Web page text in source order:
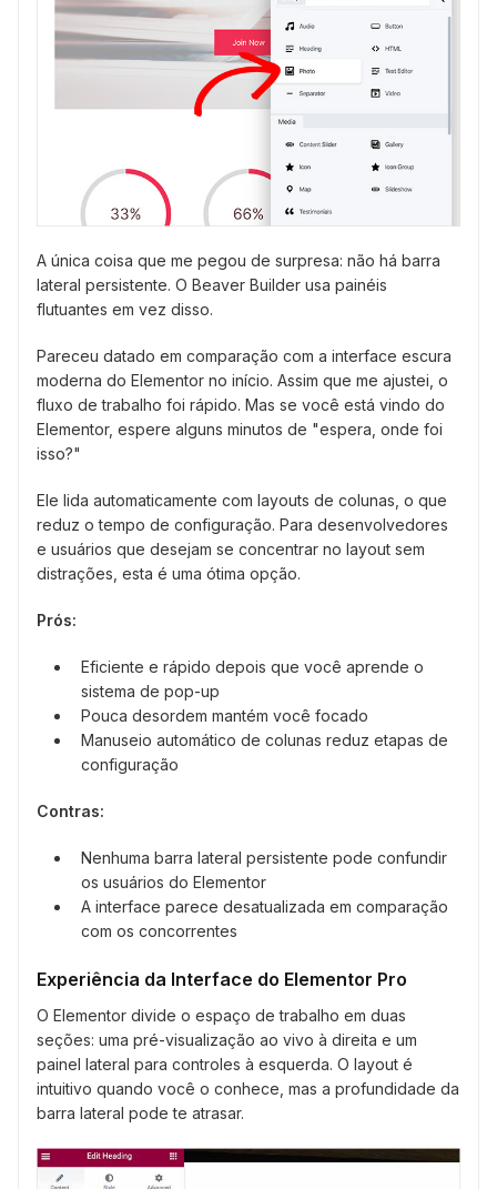
A única coisa que me pegou de surpresa: não há barra
lateral persistente. O Beaver Builder usa painéis
flutuantes em vez disso.
Pareceu datado em comparação com a interface escura
moderna do Elementor no início. Assim que me ajustei, o
fluxo de trabalho foi rápido. Mas se você está vindo do
Elementor, espere alguns minutos de "espera, onde foi
isso?"
Ele lida automaticamente com layouts de colunas, o que
reduz o tempo de configuração. Para desenvolvedores
e usuários que desejam se concentrar no layout sem
distrações, esta é uma ótima opção.
Prós:
Eficiente e rápido depois que você aprende o
sistema de pop-up
Pouca desordem mantém você focado
Manuseio automático de colunas reduz etapas de
configuração
Contras:
Nenhuma barra lateral persistente pode confundir
os usuários do Elementor
A interface parece desatualizada em comparação
com os concorrentes
Experiência da Interface do Elementor Pro
O Elementor divide o espaço de trabalho em duas
seções: uma pré-visualização ao vivo à direita e um
painel lateral para controles à esquerda. O layout é
intuitivo quando você o conhece, mas a profundidade da
barra lateral pode te atrasar.